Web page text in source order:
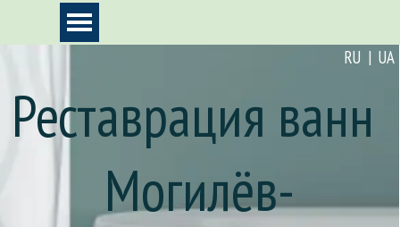
Перейти к контентуПропустить меню
RU | UA
Реставрация ванн
Могилёв-